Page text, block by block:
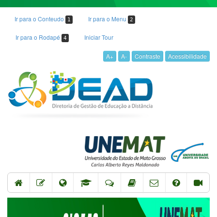
Ir para o Conteudo 1 Ir para o Menu 2
Ir para o Rodapé 4 Iniciar Tour
A+ A- Contraste Acessibilidade